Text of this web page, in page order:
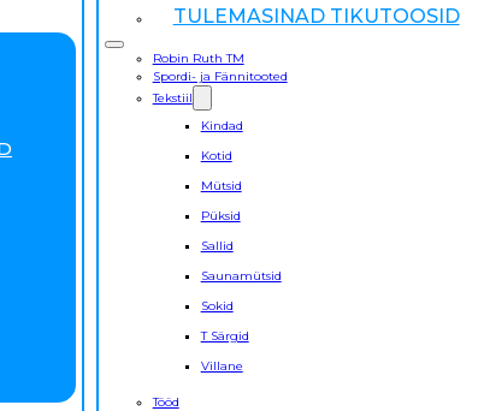
TULEMASINAD TIKUTOOSID
Robin Ruth TM
Spordi- ja Fännitooted
Tekstiil
Kindad
Kotid
Mütsid
Püksid
Sallid
Saunamütsid
Sokid
T Särgid
Villane
Tööd